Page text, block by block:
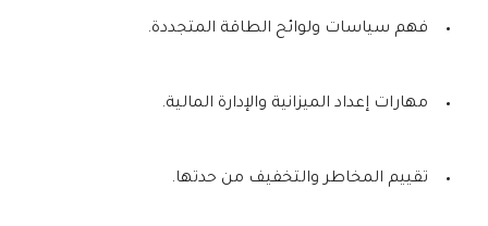
فهم سياسات ولوائح الطاقة المتجددة.
مهارات إعداد الميزانية والإدارة المالية.
تقييم المخاطر والتخفيف من حدتها.